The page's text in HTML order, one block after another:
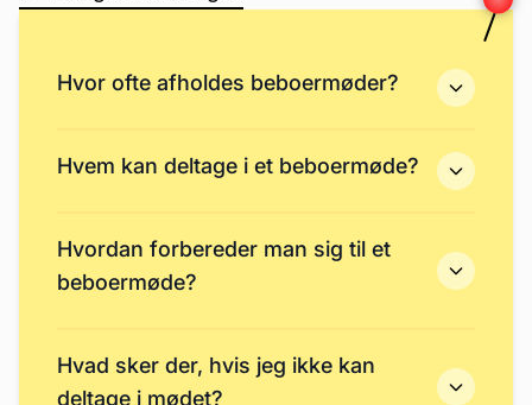
Hvor ofte afholdes beboermøder?
Hvem kan deltage i et beboermøde?
Hvordan forbereder man sig til et
beboermøde?
Hvad sker der, hvis jeg ikke kan
deltage i mødet?